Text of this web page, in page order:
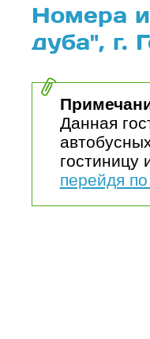
Номера
дуба", г.
Данная
гостиницу
перейдя